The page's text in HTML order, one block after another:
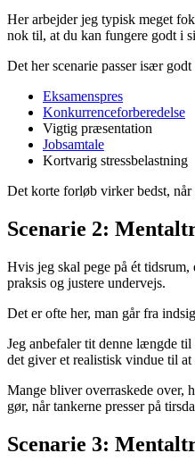
Her arbejder jeg typisk meget
nok til, at du kan fungere godt i
Det her scenarie passer især godt
Eksamenspres
Konkurrenceforberedelse
Vigtig præsentation
Jobsamtale
Kortvarig stressbelastning
Det korte forløb virker bedst,
Scenarie 2:
Hvis jeg skal pege på ét
praksis og justere undervejs.
Det er ofte her, man går fra
Jeg anbefaler tit denne længde
det giver et realistisk vindue til
Mange bliver overraskede over,
gør, når tankerne presser på
Scenarie 3: